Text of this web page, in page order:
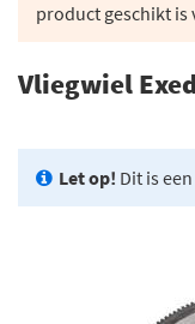
product geschikt is
Vliegwiel
Let op! Dit is